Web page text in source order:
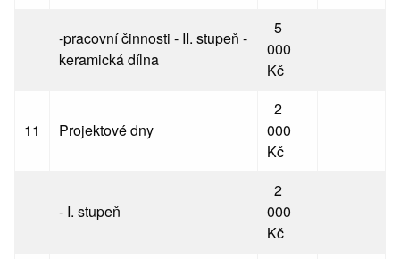
-pracovní činnosti - II. stupeň -
keramická dílna
5
000
Kč
11 Projektové dny
2
000
Kč
- I. stupeň
2
000
Kč